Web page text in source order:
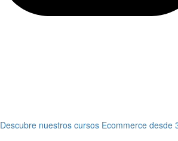
Descubre nuestros cursos Ecommerce desde